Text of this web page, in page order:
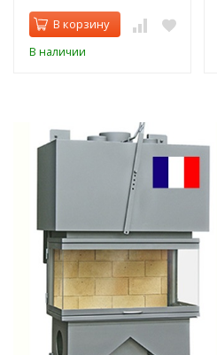
В корзину
В наличии